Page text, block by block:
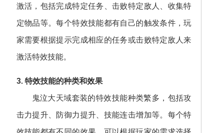
激活，包括完成特定任务、击败特定敌人、收集特
定物品等。每个特效技能都有自己的触发条件，玩
家需要根据提示完成相应的任务或击败特定敌人来
激活特效技能。
3. 特效技能的种类和效果
鬼泣大天域套装的特效技能种类繁多，包括攻
击力提升、防御力提升、技能连击增加等。每个特